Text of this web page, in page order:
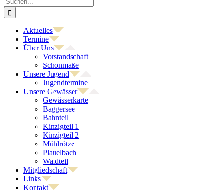
nach:
Aktuelles
Termine
Über Uns
Vorstandschaft
Schonmaße
Unsere Jugend
Jugendtermine
Unsere Gewässer
Gewässerkarte
Baggersee
Bahnteil
Kinzigteil 1
Kinzigteil 2
Mühlrötze
Plauelbach
Waldteil
Mitgliedschaft
Links
Kontakt